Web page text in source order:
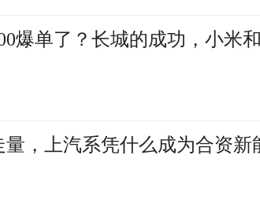
爆单了？长城的成功，小米
，上汽系凭什么成为合资新